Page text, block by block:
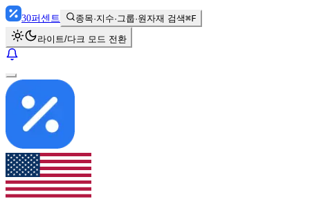
30퍼센트 종목·지수·그룹·원자재 검색⌘F
라이트/다크 모드 전환